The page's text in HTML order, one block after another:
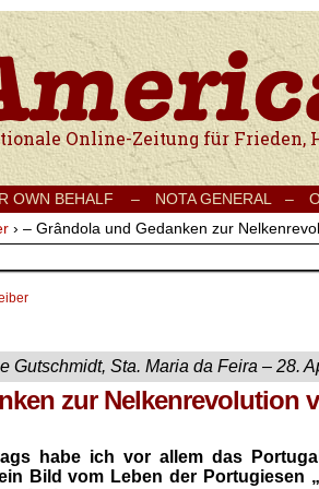
Onlinezeitung für Frieden, Humanismus,
OWN BEHALF – NOTA GENERAL –
› – Grândola und Gedanken zur
Gutschmidt, Sta. Maria da Feira – 28.
zur Nelkenrevolution
habe ich vor allem das
Bild vom Leben der Portugiesen